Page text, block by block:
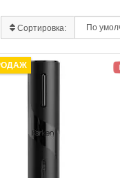
Сортировка: